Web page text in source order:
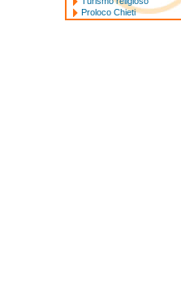
Proloco Chieti